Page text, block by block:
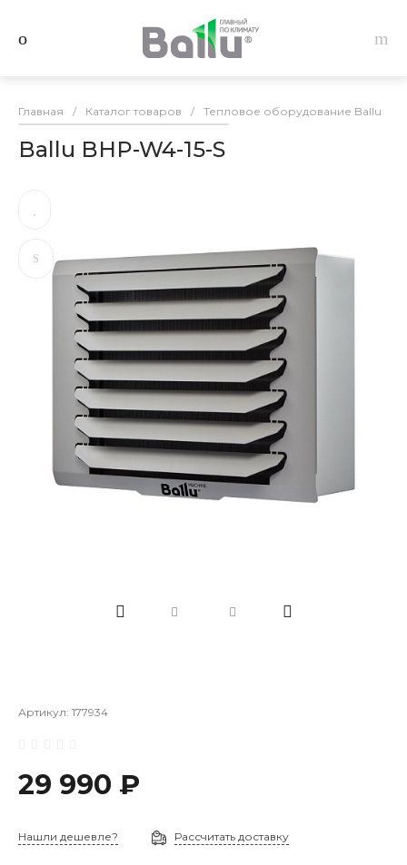
Главная / Каталог товаров / Тепловое оборудование Ballu
Ballu BHP-W4-15-S
Артикул: 177934
29 990 ₽
Нашли дешевле? Рассчитать доставку